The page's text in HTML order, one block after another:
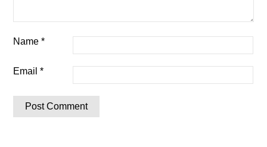
Name*
Email*